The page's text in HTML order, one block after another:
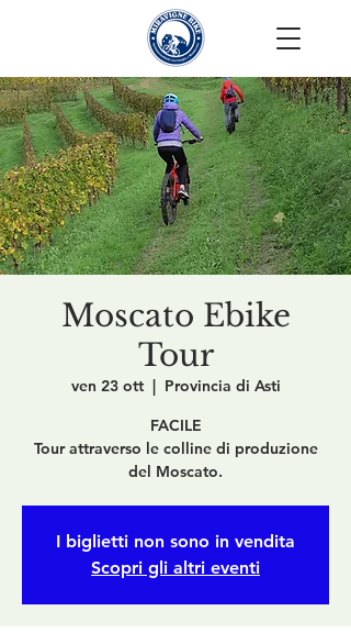
Moscato Ebike
Tour
ven 23 ott
  |
Provincia di Asti
FACILE
Tour attraverso le colline di produzione
I biglietti non sono in vendita
Scopri gli altri eventi